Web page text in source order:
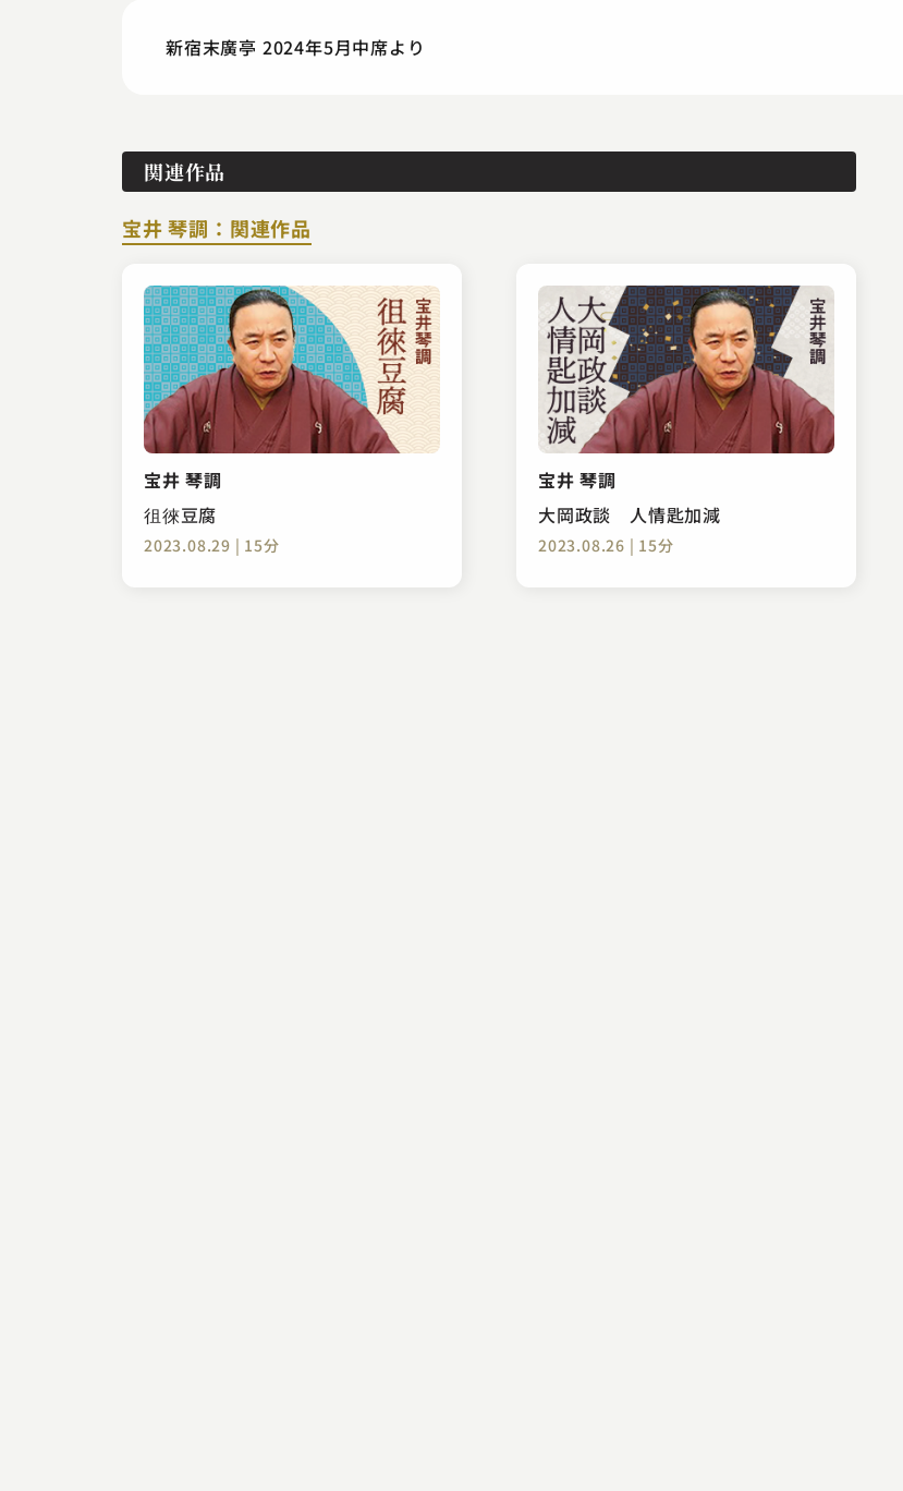
新宿末廣亭 2024年5月中席より
関連作品
宝井 琴調：関連作品
宝井 琴調
徂徠豆腐
2023.08.29 | 15分
宝井 琴調
大岡政談 人情匙加減
2023.08.26 | 15分